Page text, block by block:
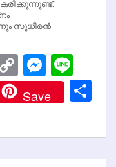
സുധീരന്‍
Copy
Link
Save